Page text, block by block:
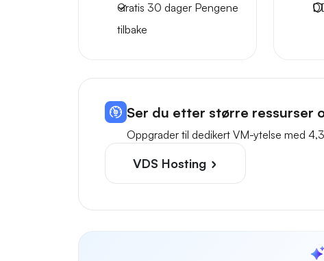
Gratis 30 dager Pengene
tilbake
Ser du etter større ressurser
Oppgrader til dedikert VM-ytelse med
VDS Hosting